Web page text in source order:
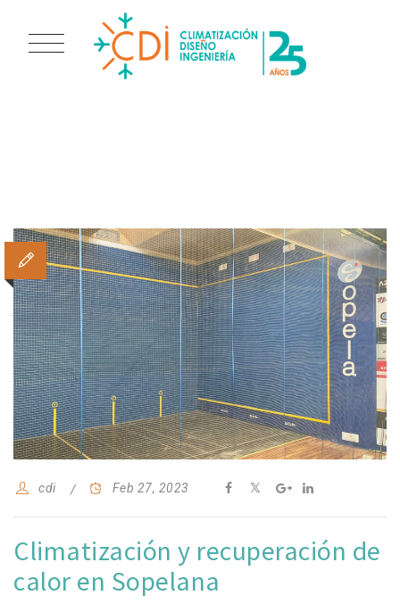
cdi Feb 27, 2023
Climatización y recuperación de
calor en Sopelana